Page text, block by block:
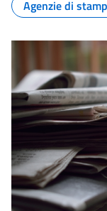
Agenzie di